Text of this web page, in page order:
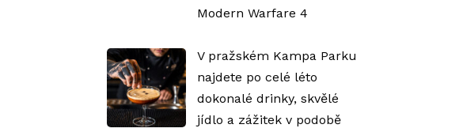
Modern Warfare 4
V pražském Kampa Parku
najdete po celé léto
dokonalé drinky, skvělé
jídlo a zážitek v podobě